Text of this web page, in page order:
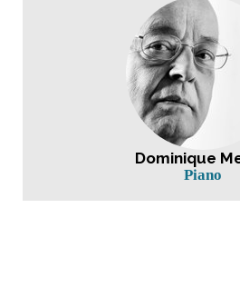
Dominique
Piano